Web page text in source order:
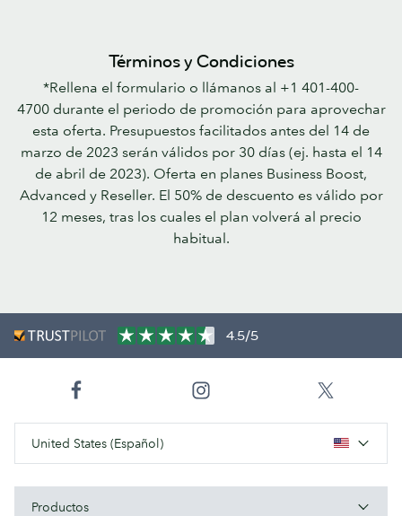
Términos y Condiciones
*Rellena el formulario o llámanos al +1 401-400-
4700 durante el periodo de promoción para aprovechar
esta oferta. Presupuestos facilitados antes del 14 de
marzo de 2023 serán válidos por 30 días (ej. hasta el 14
de abril de 2023). Oferta en planes Business Boost,
Advanced y Reseller. El 50% de descuento es válido por
12 meses, tras los cuales el plan volverá al precio
habitual.
4.5/5
United States (Español)
Productos